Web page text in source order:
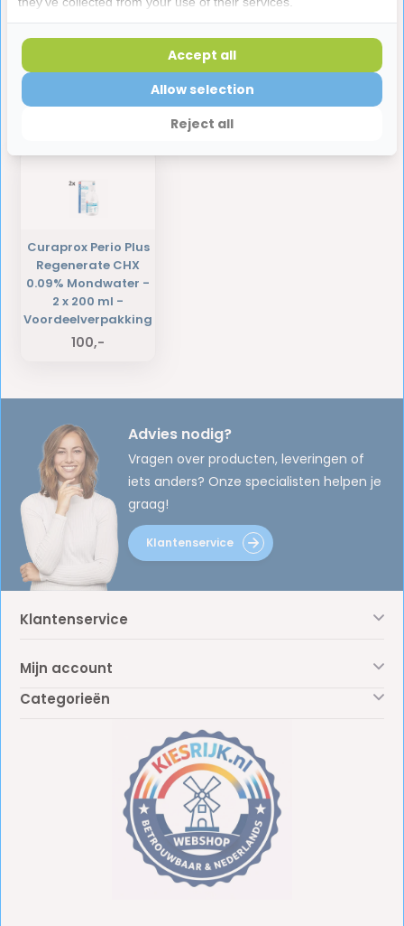
Reviews
Laatst bekeken producten
Curaprox Perio Plus
Regenerate CHX
0.09% Mondwater -
2 x 200 ml -
Voordeelverpakking
100,-
Advies nodig?
Vragen over producten, leveringen of
iets anders? Onze specialisten helpen je
graag!
Klantenservice
Klantenservice
Mijn account
Categorieën
Reject all
Allow selection
Accept all